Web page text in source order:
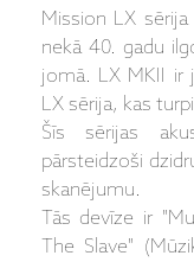
Mission LX
nekā 40. gadu
jomā. LX MKII ir
LX sērija, kas
Šīs sērijas
pārsteidzoši
skanējumu.
Tās devīze ir
The Slave"